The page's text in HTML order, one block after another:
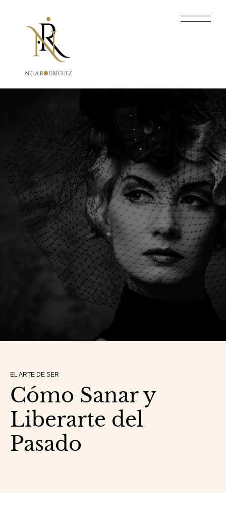
EL ARTE DE SER
Cómo Sanar y
Liberarte del
Pasado